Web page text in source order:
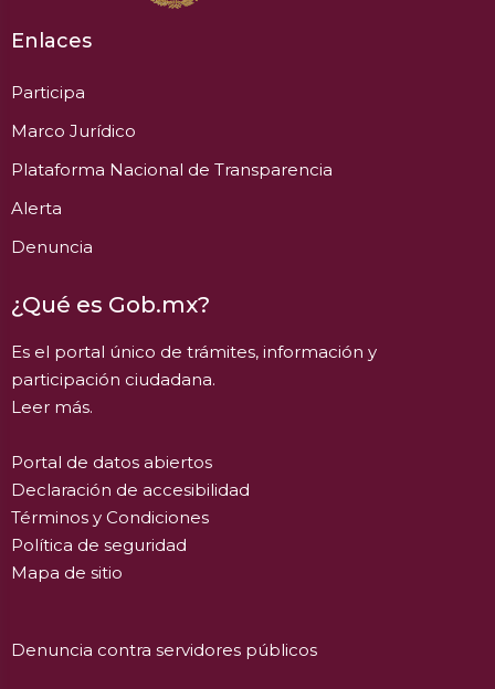
Enlaces
Participa
Marco Jurídico
Plataforma Nacional de Transparencia
Alerta
Denuncia
¿Qué es Gob.mx?
Es el portal único de trámites, información y
participación ciudadana.
Leer más.
Portal de datos abiertos
Declaración de accesibilidad
Términos y Condiciones
Política de seguridad
Mapa de sitio
Denuncia contra servidores públicos